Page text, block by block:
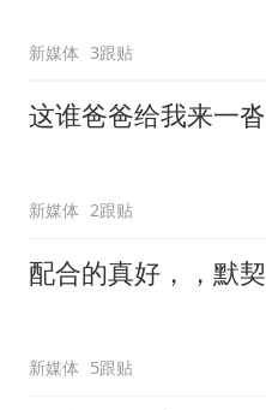
新媒体 3跟贴
这谁爸爸给我来一沓
新媒体 2跟贴
配合的真好，，默契
新媒体 5跟贴